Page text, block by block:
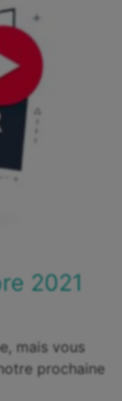
2021
mais vous
prochaine